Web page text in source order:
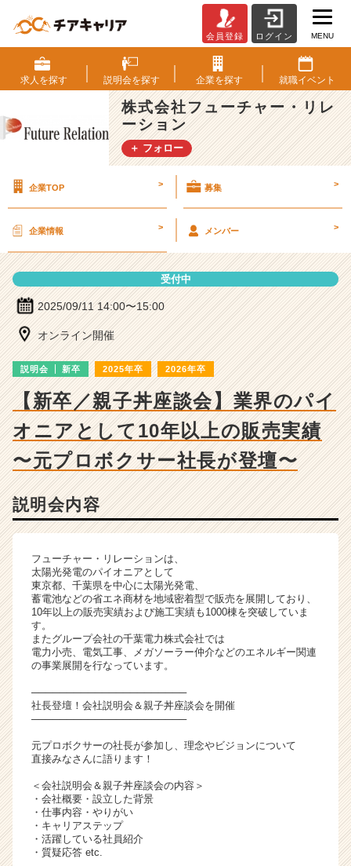
式
会
社
フ
ュ
ー
チ
リ
シ
ョ
ン
の
詳
細
|
ベ
ン
チ
ャ
長
企
業
か
ら
ス
カ
ウ
ト
が
く
就
サ
イ
ト
チ
ア
キ
会員登録 ログイン MENU
求人を探す 説明会を探す 企業を探す 就職イベント
株式会社フューチャー・リレ
ーション
＋ フォロー
企業TOP > 募集 >
企業情報 > メンバー >
受付中
2025/09/11 14:00〜15:00
オンライン開催
説明会 新卒 2025年卒 2026年卒
【新卒／親子丼座談会】業界のパイ
オニアとして10年以上の販売実績
〜元プロボクサー社長が登壇〜
説明会内容
フューチャー・リレーションは、
太陽光発電のパイオニアとして
東京都、千葉県を中心に太陽光発電、
蓄電池などの省エネ商材を地域密着型で販売を展開しており、
10年以上の販売実績および施工実績も1000棟を突破していま
す。
またグループ会社の千葉電力株式会社では
電力小売、電気工事、メガソーラー仲介などのエネルギー関連
の事業展開を行なっています。
──────────────────────
社長登壇！会社説明会＆親子丼座談会を開催
──────────────────────
元プロボクサーの社長が参加し、理念やビジョンについて
直接みなさんに語ります！
＜会社説明会＆親子丼座談会の内容＞
・会社概要・設立した背景
・仕事内容・やりがい
・キャリアステップ
・活躍している社員紹介
・質疑応答 etc.